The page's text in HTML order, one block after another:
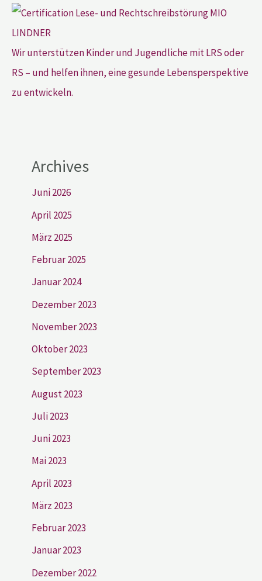
Wir unterstützen Kinder und Jugendliche mit LRS oder
RS – und helfen ihnen, eine gesunde Lebensperspektive
zu entwickeln.
Archives
Juni 2026
April 2025
März 2025
Februar 2025
Januar 2024
Dezember 2023
November 2023
Oktober 2023
September 2023
August 2023
Juli 2023
Juni 2023
Mai 2023
April 2023
März 2023
Februar 2023
Januar 2023
Dezember 2022